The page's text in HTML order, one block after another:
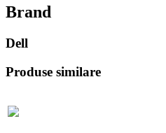
Brand
Dell
Produse similare